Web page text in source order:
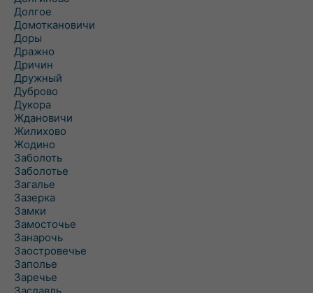
Долгое
Домоткановичи
Доры
Дражно
Дричин
Дружный
Дуброво
Дукора
Ждановичи
Жилихово
Жодино
Заболоть
Заболотье
Загалье
Зазерка
Замки
Замосточье
Занарочь
Заостровечье
Заполье
Заречье